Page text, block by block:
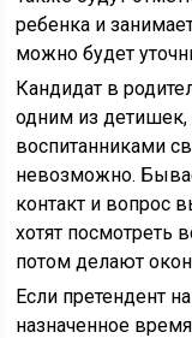
ребенка и
можно будет
Кандидат в
одним из
воспитанниками
невозможно.
контакт и вопрос
хотят посмотреть
потом делают
Если претендент
назначенное